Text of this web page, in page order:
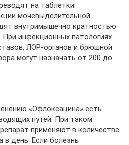
на таблетки
мочевыделительной
внутримышечно кратностью
инфекционных патологиях
ЛОР-органов и брюшной
могут назначать от 200 до
«Офлоксацина» есть
путей. При таком
применяют в количестве
в день. Если болезнь